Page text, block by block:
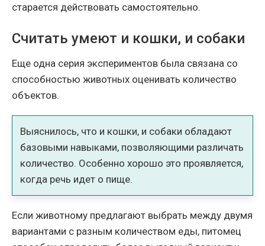
старается действовать самостоятельно.
Считать умеют и кошки, и собаки
Еще одна серия экспериментов была связана со
способностью животных оценивать количество
объектов.
Выяснилось, что и кошки, и собаки обладают
базовыми навыками, позволяющими различать
количество. Особенно хорошо это проявляется,
когда речь идет о пище.
Если животному предлагают выбрать между двумя
вариантами с разным количеством еды, питомец